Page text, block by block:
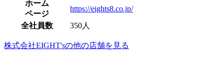
ホーム
ページ
https://eights8.co.jp/
全社員数
350人
株式会社EIGHT'sの他の店舗を見る